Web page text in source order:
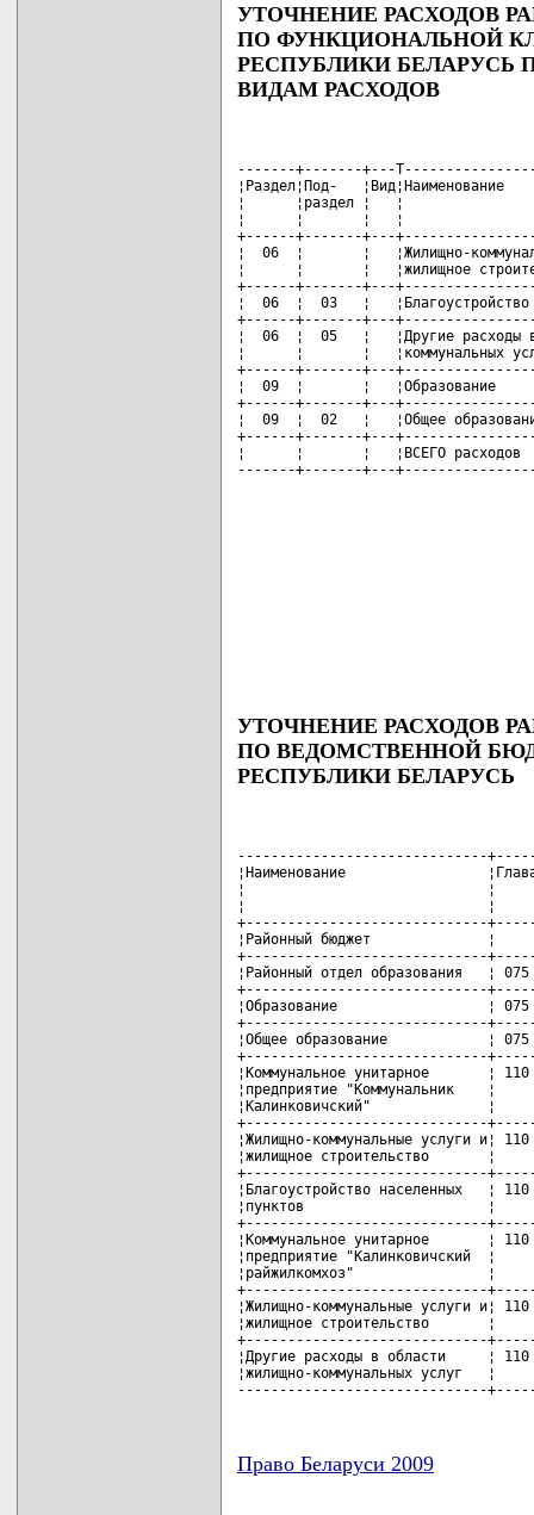
УТОЧНЕНИЕ РАСХОДОВ
ПО ФУНКЦИОНАЛЬНОЙ
РЕСПУБЛИКИ БЕЛАРУСЬ
ВИДАМ РАСХОДОВ
-------+-------+---
¦Раздел¦Под-
¦      ¦раздел ¦   ¦
¦      ¦       ¦   ¦
+------+-------+---
¦  06  ¦       ¦   ¦Жилищно-
¦      ¦       ¦   ¦жилищное
+------+-------+---
¦  06  ¦  03   ¦   ¦Благоустройство
+------+-------+---
¦  06  ¦  05   ¦   ¦Другие расходы
¦      ¦       ¦
+------+-------+---
¦  09  ¦       ¦
+------+-------+---
¦  09  ¦  02   ¦   ¦Общее
+------+-------+---
¦      ¦       ¦   ¦ВСЕГО
-------+-------+---
УТОЧНЕНИЕ РАСХОДОВ
ПО ВЕДОМСТВЕННОЙ
РЕСПУБЛИКИ БЕЛАРУСЬ
------------------------------
¦Наименование
¦                             ¦     ¦
¦                             ¦     ¦
+-----------------------------
¦Районный бюджет              ¦
+-----------------------------
¦Районный отдел образования
+-----------------------------
¦Образование                  ¦
+-----------------------------
¦Общее образование            ¦
+-----------------------------
¦Коммунальное унитарное
¦предприятие
¦Калинковичский"
+-----------------------------
¦Жилищно-коммунальные услуги
¦жилищное строительство
+-----------------------------
¦Благоустройство населенных
¦пунктов                      ¦
+-----------------------------
¦Коммунальное унитарное
¦предприятие
¦райжилкомхоз"
+-----------------------------
¦Жилищно-коммунальные услуги
¦жилищное строительство
+-----------------------------
¦Другие расходы в области     ¦
¦жилищно-коммунальных
------------------------------
Право Беларуси 2009